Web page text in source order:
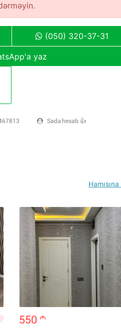
(050) 320-37-31
yaz
Sadə hesab 👍
550 m